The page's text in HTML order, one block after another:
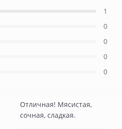
1
0
0
0
0
Отличная! Мясистая,
сочная, сладкая.